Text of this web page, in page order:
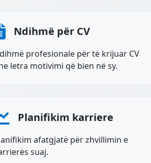
Ndihmë për CV
profesionale për të krijuar CV
letra motivimi që bien në sy.
Planifikim karriere
afatgjatë për zhvillimin e
suaj.